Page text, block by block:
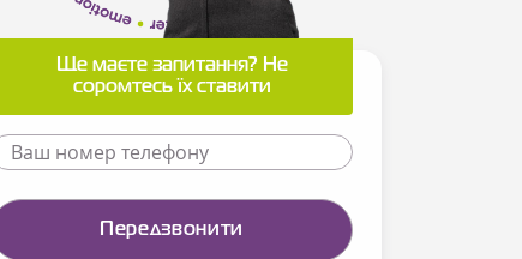
Ще маєте запитання? Не
соромтесь їх ставити